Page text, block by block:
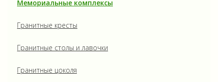
Мемориальные комплексы
Гранитные кресты
Гранитные столы и лавочки
Гранитные цоколя